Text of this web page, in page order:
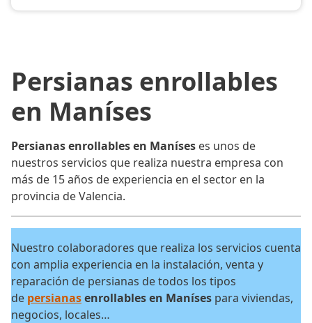
Persianas enrollables
en Maníses
Persianas enrollables en Maníses es unos de
nuestros servicios que realiza nuestra empresa con
más de 15 años de experiencia en el sector en la
provincia de Valencia.
Nuestro colaboradores que realiza los servicios cuenta
con amplia experiencia en la instalación, venta y
reparación de persianas de todos los tipos
de persianasenrollables en Maníses para viviendas,
negocios, locales…